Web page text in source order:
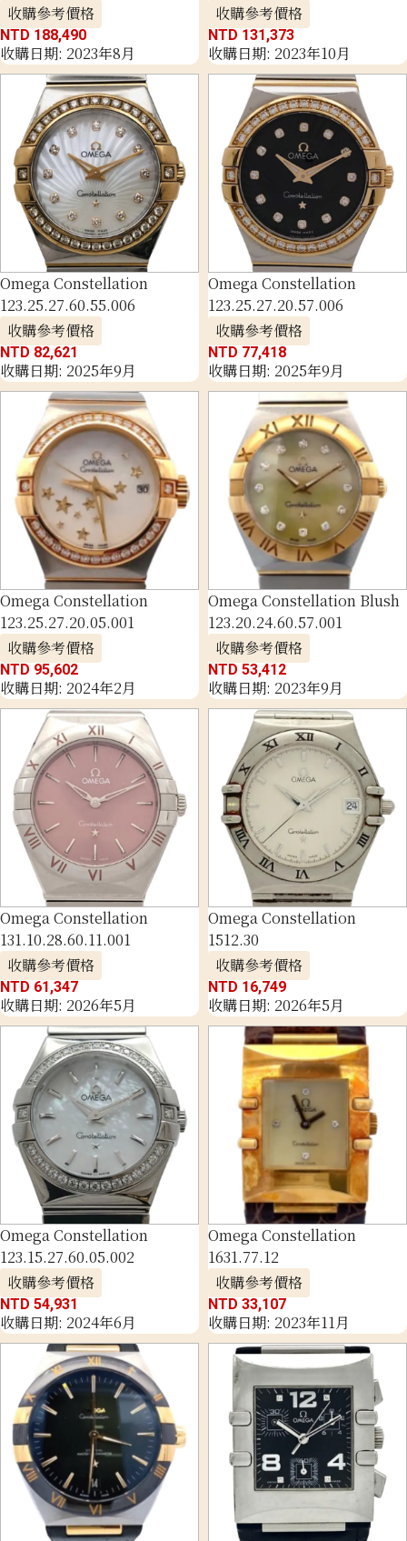
收購參考價格
NTD 188,490
收購日期: 2023年8月
收購參考價格
NTD 131,373
收購日期: 2023年10月
Omega Constellation
123.25.27.60.55.006
收購參考價格
NTD 82,621
收購日期: 2025年9月
Omega Constellation
123.25.27.20.57.006
收購參考價格
NTD 77,418
收購日期: 2025年9月
Omega Constellation
123.25.27.20.05.001
收購參考價格
NTD 95,602
收購日期: 2024年2月
Omega Constellation Blush
123.20.24.60.57.001
收購參考價格
NTD 53,412
收購日期: 2023年9月
Omega Constellation
131.10.28.60.11.001
收購參考價格
NTD 61,347
收購日期: 2026年5月
Omega Constellation
1512.30
收購參考價格
NTD 16,749
收購日期: 2026年5月
Omega Constellation
123.15.27.60.05.002
收購參考價格
NTD 54,931
收購日期: 2024年6月
Omega Constellation
1631.77.12
收購參考價格
NTD 33,107
收購日期: 2023年11月